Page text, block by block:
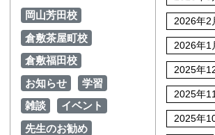
岡山芳田校
倉敷茶屋町校
倉敷福田校
お知らせ
学習
雑談
イベント
先生のお勧め
2026年2
2026年1
2025年
2025年
2025年